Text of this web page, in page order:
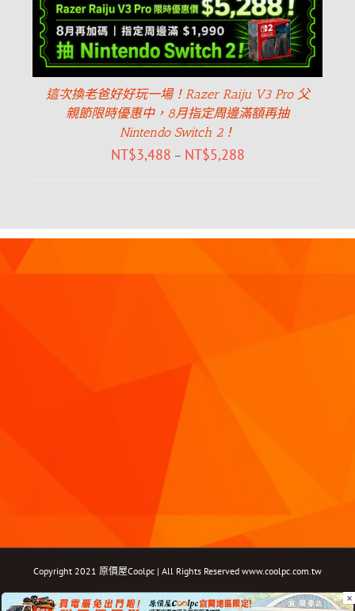
這次換老爸好好玩一場！Razer Raiju V3 Pro 父
親節限時優惠中，8月指定周邊滿額再抽
Nintendo Switch 2！
NT$3,488 – NT$5,288
Copyright 2021 原價屋Coolpc | All Rights Reserved www.coolpc.com.tw
FacebookInstagramYouTubeTwitterEmail: ×